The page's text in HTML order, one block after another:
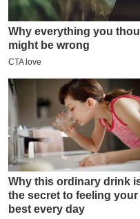
L
2
0
2
6
क्रा
इ
म
ई
-
पे
प